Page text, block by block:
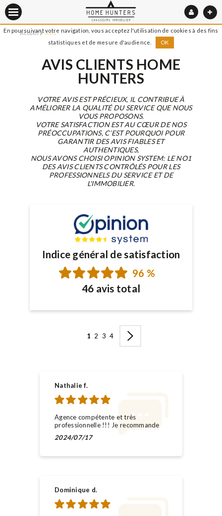
En poursuivant votre navigation, vous acceptez l'utilisation de cookies à des fins
statistiques et de mesure d'audience.
OK
Accueil Avis
AVIS CLIENTS HOME
HUNTERS
VOTRE AVIS EST PRÉCIEUX, IL CONTRIBUE À
AMÉLIORER LA QUALITÉ DU SERVICE QUE NOUS
VOUS PROPOSONS.
VOTRE SATISFACTION EST AU CŒUR DE NOS
PRÉOCCUPATIONS, C’EST POURQUOI POUR
GARANTIR DES AVIS FIABLES ET
AUTHENTIQUES,
NOUS AVONS CHOISI OPINION SYSTEM: LE NO1
DES AVIS CLIENTS CONTRÔLÉS POUR LES
PROFESSIONNELS DU SERVICE ET DE
L'IMMOBILIER.
Indice général de satisfaction
96 %
46 avis total
1 2 3 4
Nathalie f.
Agence compétente et très
professionnelle !!! Je recommande
2024/07/17
Dominique d.